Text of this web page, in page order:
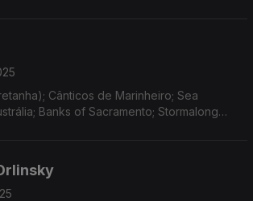
Cânticos de Marinheiro; Sea
Banks of Sacramento; Stormalong